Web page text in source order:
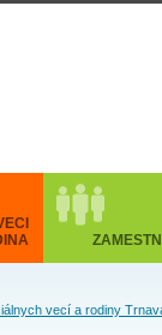
vecí a rodiny